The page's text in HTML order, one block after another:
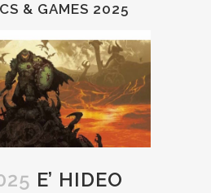
& GAMES 2025
E’ HIDEO